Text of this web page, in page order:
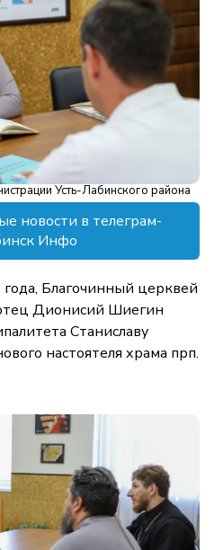
Усть-Лабинского района
новости в телеграм-
Инфо
года, Благочинный церквей
Дионисий Шиегин
Станиславу
настоятеля храма прп.